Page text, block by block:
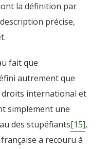
la définition par
précise,
fait que
autrement que
international et
simplement une
des stupéfiants[15],
a recouru à